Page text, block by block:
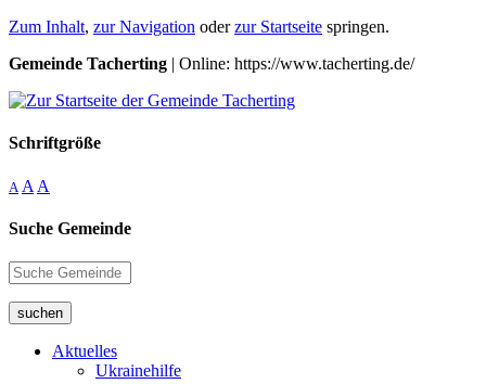
Zum Inhalt, zur Navigation oderzur Startseite springen.
Gemeinde Tacherting | Online: https://www.tacherting.de/
Schriftgröße
A A A
Suche Gemeinde
suchen
Aktuelles
Ukrainehilfe